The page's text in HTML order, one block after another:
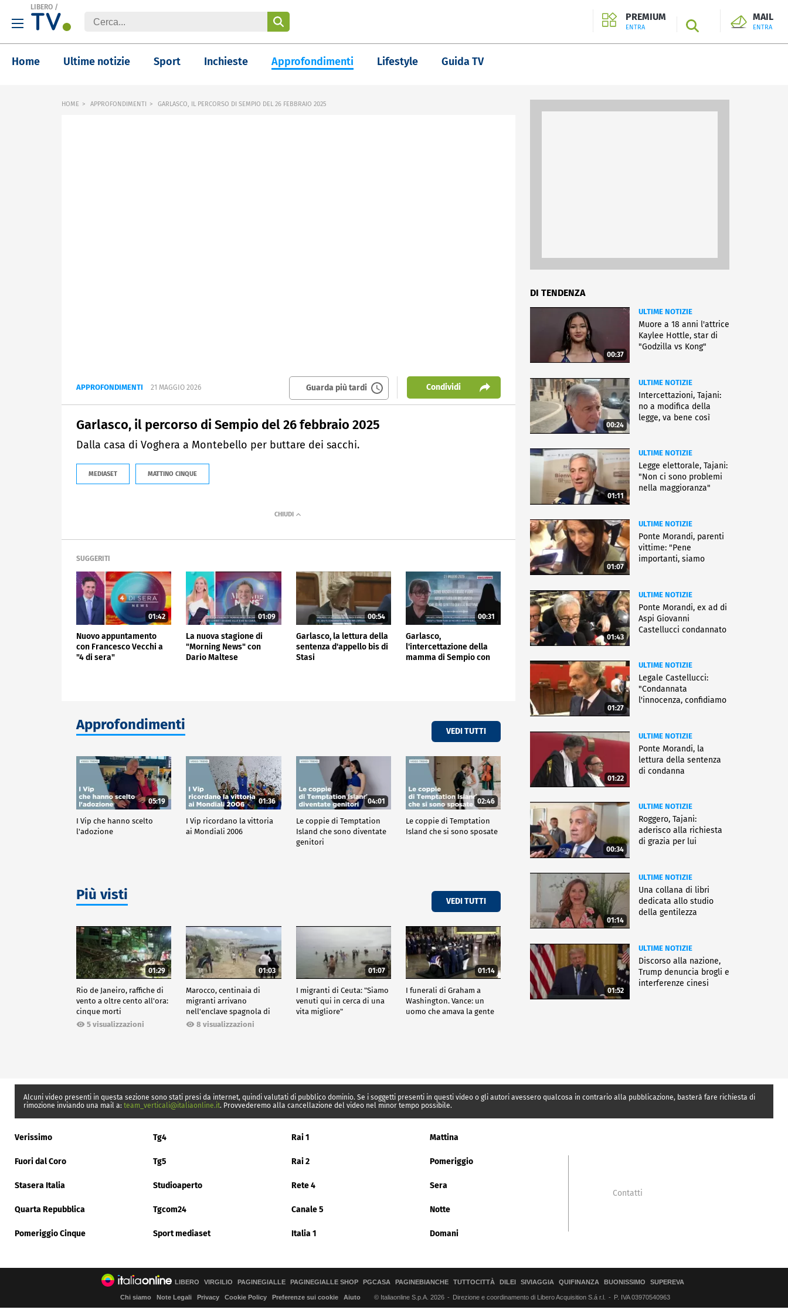
LIBERO /
PREMIUM
ENTRA SEARCH
MAIL
ENTRA
Home Ultime notizie Sport Inchieste Approfondimenti Lifestyle Guida TV
HOME APPROFONDIMENTI GARLASCO, IL PERCORSO DI SEMPIO DEL 26 FEBBRAIO 2025
APPROFONDIMENTI 21 MAGGIO 2026 Guarda più tardi Condividi
Garlasco, il percorso di Sempio del 26 febbraio 2025
Dalla casa di Voghera a Montebello per buttare dei sacchi.
MEDIASET MATTINO CINQUE
SUGGERITI
01:42
Nuovo appuntamento
con Francesco Vecchi a
"4 di sera"
01:09
La nuova stagione di
"Morning News" con
Dario Maltese
00:54
Garlasco, la lettura della
sentenza d'appello bis di
Stasi
00:31
Garlasco,
l'intercettazione della
mamma di Sempio con
Approfondimenti VEDI TUTTI
05:19
I Vip che hanno scelto
l'adozione
01:36
I Vip ricordano la vittoria
ai Mondiali 2006
04:01
Le coppie di Temptation
Island che sono diventate
genitori
02:46
Le coppie di Temptation
Island che si sono sposate
Più visti VEDI TUTTI
01:29
Rio de Janeiro, raffiche di
vento a oltre cento all'ora:
cinque morti
5 visualizzazioni
01:03
Marocco, centinaia di
migranti arrivano
nell'enclave spagnola di
Ceuta8 visualizzazioni
01:07
I migranti di Ceuta: "Siamo
venuti qui in cerca di una
vita migliore"
01:14
I funerali di Graham a
Washington. Vance: un
uomo che amava la gente
DI TENDENZA
00:37
ULTIME NOTIZIE
Muore a 18 anni l'attrice
Kaylee Hottle, star di
"Godzilla vs Kong"
00:24
ULTIME NOTIZIE
Intercettazioni, Tajani:
no a modifica della
legge, va bene così
01:11
ULTIME NOTIZIE
Legge elettorale, Tajani:
"Non ci sono problemi
nella maggioranza"
01:07
ULTIME NOTIZIE
Ponte Morandi, parenti
vittime: "Pene
importanti, siamo
01:43
ULTIME NOTIZIE
Ponte Morandi, ex ad di
Aspi Giovanni
Castellucci condannato
01:27
ULTIME NOTIZIE
Legale Castellucci:
"Condannata
l'innocenza, confidiamo
01:22
ULTIME NOTIZIE
Ponte Morandi, la
lettura della sentenza
di condanna
00:34
ULTIME NOTIZIE
Roggero, Tajani:
aderisco alla richiesta
di grazia per lui
01:14
ULTIME NOTIZIE
Una collana di libri
dedicata allo studio
della gentilezza
01:52
ULTIME NOTIZIE
Discorso alla nazione,
Trump denuncia brogli e
interferenze cinesi
Alcuni video presenti in questa sezione sono stati presi da internet, quindi valutati di pubblico dominio. Se i soggetti presenti in questi video o gli autori avessero qualcosa in contrario alla pubblicazione, basterà fare richiesta di
rimozione inviando una mail a: team_verticali@italiaonline.it. Provvederemo alla cancellazione del video nel minor tempo possibile.
Verissimo Tg4 Rai 1 Mattina
Fuori dal Coro Tg5 Rai 2 Pomeriggio
Stasera Italia Studioaperto Rete 4 Sera
Quarta Repubblica Tgcom24 Canale 5 Notte
Pomeriggio Cinque Sport mediaset Italia 1 Domani
Contatti
LIBERO VIRGILIO PAGINEGIALLE PAGINEGIALLE SHOP PGCASA PAGINEBIANCHE TUTTOCITTÀ DILEI SIVIAGGIA QUIFINANZA BUONISSIMO SUPEREVA
Chi siamo Note Legali Privacy Cookie Policy Preferenze sui cookie Aiuto © Italiaonline S.p.A. 2026 Direzione e coordinamento di Libero Acquisition S.á r.l. P. IVA 03970540963